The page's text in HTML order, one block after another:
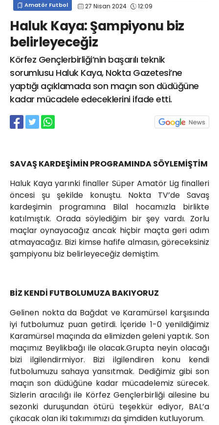
Amatör Futbol 27 Nisan 2024 12:09
Haluk Kaya: Şampiyonu biz
belirleyeceğiz
Körfez Gençlerbirliği’nin başarılı teknik
sorumlusu Haluk Kaya, Nokta Gazetesi’ne
yaptığı açıklamada son maçın son düdüğüne
kadar mücadele edeceklerini ifade etti.
SAVAŞ KARDEŞİMİN PROGRAMINDA SÖYLEMİŞTİM
Haluk Kaya yarınki finaller Süper Amatör Lig finalleri
öncesi şu şekilde konuştu. Nokta TV’de Savaş
kardeşimin programına Bilal hocamızla birlikte
katılmıştık. Orada söylediğim bir şey vardı. Zorlu
maçlar oynayacağız ancak hiçbir maçta geri adım
atmayacağız. Bizi kimse hafife almasın, göreceksiniz
şampiyonu biz belirleyeceğiz demiştim.
BİZ KENDİ FUTBOLUMUZA BAKIYORUZ
Gelinen nokta da Bağdat ve Karamürsel karşısında
iyi futbolumuz puan getirdi. İçeride 1-0 yenildiğimiz
Karamürsel maçında da elimizden geleni yaptık. Son
maçımız Beylikbağı ile olacak.Grupta neyin olacağı
bizi ilgilendirmiyor. Bizi ilgilendiren konu kendi
futbolumuzu sahaya yansıtmak. Dediğimiz gibi son
maçın son düdüğüne kadar mücadelemiz sürecek.
Sizlerin aracılığı ile Körfez Gençlerbirliği ailesine bu
sezonki duruşundan ötürü teşekkür ediyor, BAL’a
çıkacak olan iki takımımızı da şimdiden kutluyorum.
info@spor41.com